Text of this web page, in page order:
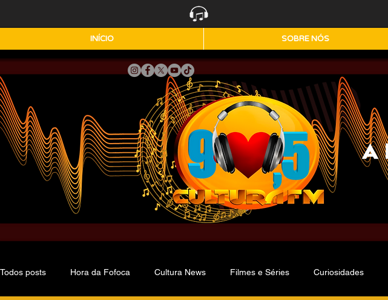
INÍCIO SOBRE NÓS
Todos posts Hora da Fofoca Cultura News Filmes e Séries Curiosidades